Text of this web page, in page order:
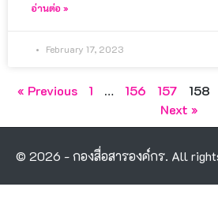
อ่านต่อ »
February 17, 2023
« Previous 1 … 156 157 158
Next »
© 2026 - กองสื่อสารองค์กร. All